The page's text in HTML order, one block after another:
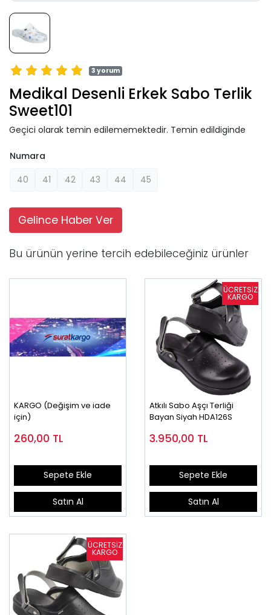
3 yorum
Medikal Desenli Erkek Sabo Terlik
Sweet101
Geçici olarak temin edilememektedir. Temin edildiginde
Numara
40
41 42 43 44 45
Gelince Haber Ver
Bu ürünün yerine tercih edebileceğiniz ürünler
KARGO (Değişim ve iade
için)
260,00 TL
Sepete Ekle
Satın Al
Atkılı Sabo Aşçı Terliği
Bayan Siyah HDA126S
3.950,00 TL
Sepete Ekle
Satın Al